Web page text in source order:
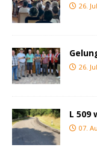
26.
26.
L 509
07.